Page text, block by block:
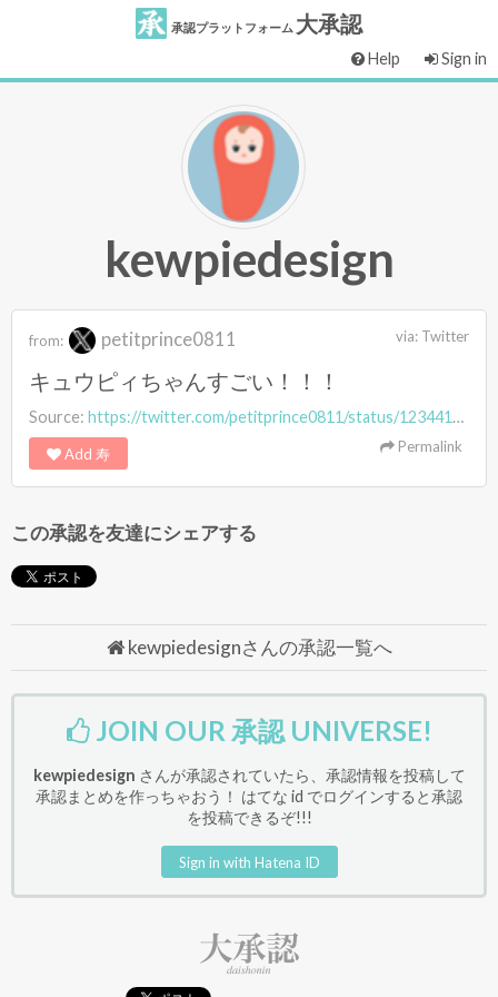
承認プラットフォーム 大承認
Help Sign in
kewpiedesign
from: petitprince0811 via: Twitter
キュウピィちゃんすごい！！！
Source: https://twitter.com/petitprince0811/status/1234410901567983619
Add 寿 Permalink
この承認を友達にシェアする
kewpiedesignさんの承認一覧へ
JOIN OUR 承認 UNIVERSE!
kewpiedesign さんが承認されていたら、承認情報を投稿して
承認まとめを作っちゃおう！ はてな id でログインすると承認
を投稿できるぞ!!!
Sign in with Hatena ID